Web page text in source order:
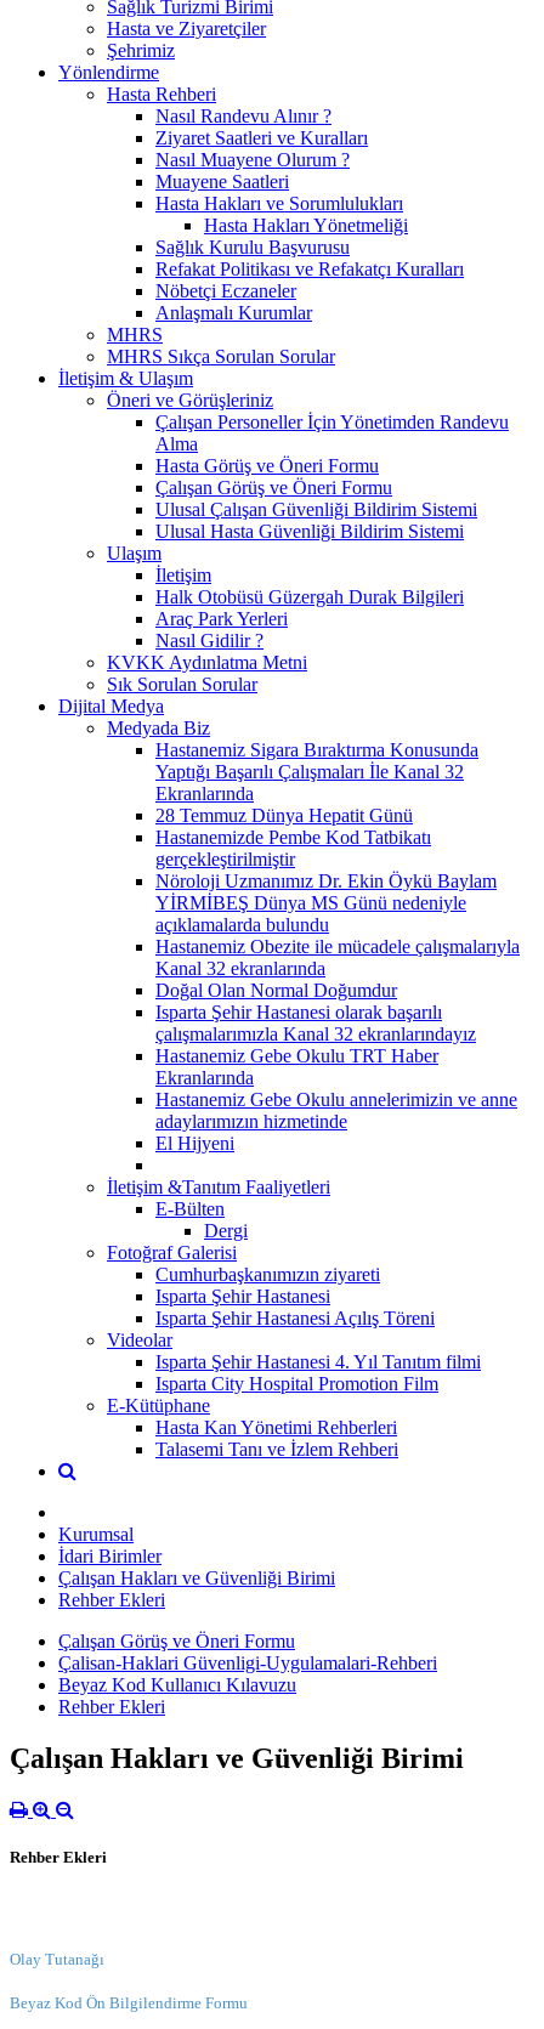
Sağlık Turizmi Birimi
Hasta ve Ziyaretçiler
Şehrimiz
Yönlendirme
Hasta Rehberi
Nasıl Randevu Alınır ?
Ziyaret Saatleri ve Kuralları
Nasıl Muayene Olurum ?
Muayene Saatleri
Hasta Hakları ve Sorumlulukları
Hasta Hakları Yönetmeliği
Sağlık Kurulu Başvurusu
Refakat Politikası ve Refakatçı Kuralları
Nöbetçi Eczaneler
Anlaşmalı Kurumlar
MHRS
MHRS Sıkça Sorulan Sorular
İletişim & Ulaşım
Öneri ve Görüşleriniz
Çalışan Personeller İçin Yönetimden Randevu
Alma
Hasta Görüş ve Öneri Formu
Çalışan Görüş ve Öneri Formu
Ulusal Çalışan Güvenliği Bildirim Sistemi
Ulusal Hasta Güvenliği Bildirim Sistemi
Ulaşım
İletişim
Halk Otobüsü Güzergah Durak Bilgileri
Araç Park Yerleri
Nasıl Gidilir ?
KVKK Aydınlatma Metni
Sık Sorulan Sorular
Dijital Medya
Medyada Biz
Hastanemiz Sigara Bıraktırma Konusunda
Yaptığı Başarılı Çalışmaları İle Kanal 32
Ekranlarında
28 Temmuz Dünya Hepatit Günü
Hastanemizde Pembe Kod Tatbikatı
gerçekleştirilmiştir
Nöroloji Uzmanımız Dr. Ekin Öykü Baylam
YİRMİBEŞ Dünya MS Günü nedeniyle
açıklamalarda bulundu
Hastanemiz Obezite ile mücadele çalışmalarıyla
Kanal 32 ekranlarında
Doğal Olan Normal Doğumdur
Isparta Şehir Hastanesi olarak başarılı
çalışmalarımızla Kanal 32 ekranlarındayız
Hastanemiz Gebe Okulu TRT Haber
Ekranlarında
Hastanemiz Gebe Okulu annelerimizin ve anne
adaylarımızın hizmetinde
El Hijyeni
İletişim &Tanıtım Faaliyetleri
E-Bülten
Dergi
Fotoğraf Galerisi
Cumhurbaşkanımızın ziyareti
Isparta Şehir Hastanesi
Isparta Şehir Hastanesi Açılış Töreni
Videolar
Isparta Şehir Hastanesi 4. Yıl Tanıtım filmi
Isparta City Hospital Promotion Film
E-Kütüphane
Hasta Kan Yönetimi Rehberleri
Talasemi Tanı ve İzlem Rehberi
Kurumsal
İdari Birimler
Çalışan Hakları ve Güvenliği Birimi
Rehber Ekleri
Çalışan Görüş ve Öneri Formu
Çalisan-Haklari Güvenligi-Uygulamalari-Rehberi
Beyaz Kod Kullanıcı Kılavuzu
Rehber Ekleri
Çalışan Hakları ve Güvenliği Birimi
Rehber Ekleri
Olay Tutanağı
Beyaz Kod Ön Bilgilendirme Formu